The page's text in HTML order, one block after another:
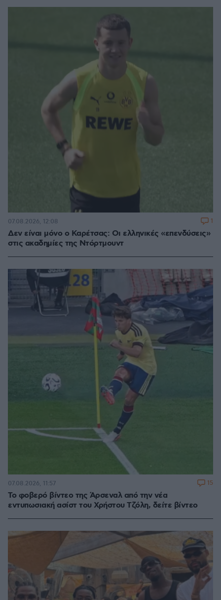
Δεν είναι μόνο ο Καρέτσας: Οι ελληνικές «επενδύσεις»
στις ακαδημίες της Ντόρτμουντ
07.08.2026, 12:08 1
Το φοβερό βίντεο της Άρσεναλ από την νέα
εντυπωσιακή ασίστ του Χρήστου Τζόλη, δείτε βίντεο
07.08.2026, 11:57 15